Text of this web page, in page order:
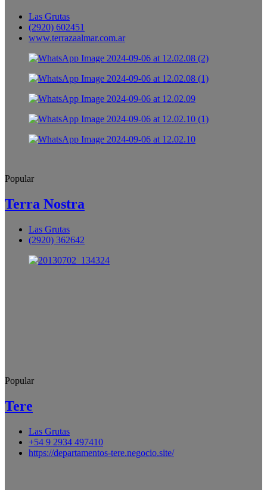
Las Grutas
(2920) 602451
www.terrazaalmar.com.ar
Popular
Terra Nostra
Las Grutas
(2920) 362642
Popular
Tere
Las Grutas
+54 9 2934 497410
https://departamentos-tere.negocio.site/